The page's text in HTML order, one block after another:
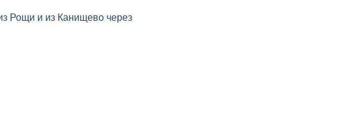
Рощи и из Канищево через